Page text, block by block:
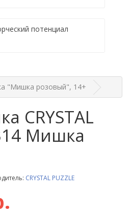
потенциал
"Мишка розовый", 14+
CRYSTAL
Мишка
CRYSTAL PUZZLE